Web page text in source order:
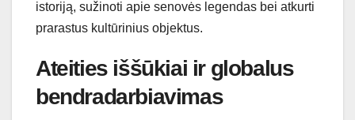
istoriją, sužinoti apie senovės legendas bei atkurti
prarastus kultūrinius objektus.
Ateities iššūkiai ir globalus
bendradarbiavimas